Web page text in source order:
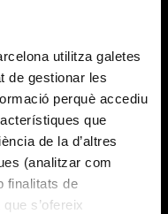
utilitza galetes
de gestionar les
perquè accediu
que
de la d’altres
(analitzar com
finalitats de
s’ofereix